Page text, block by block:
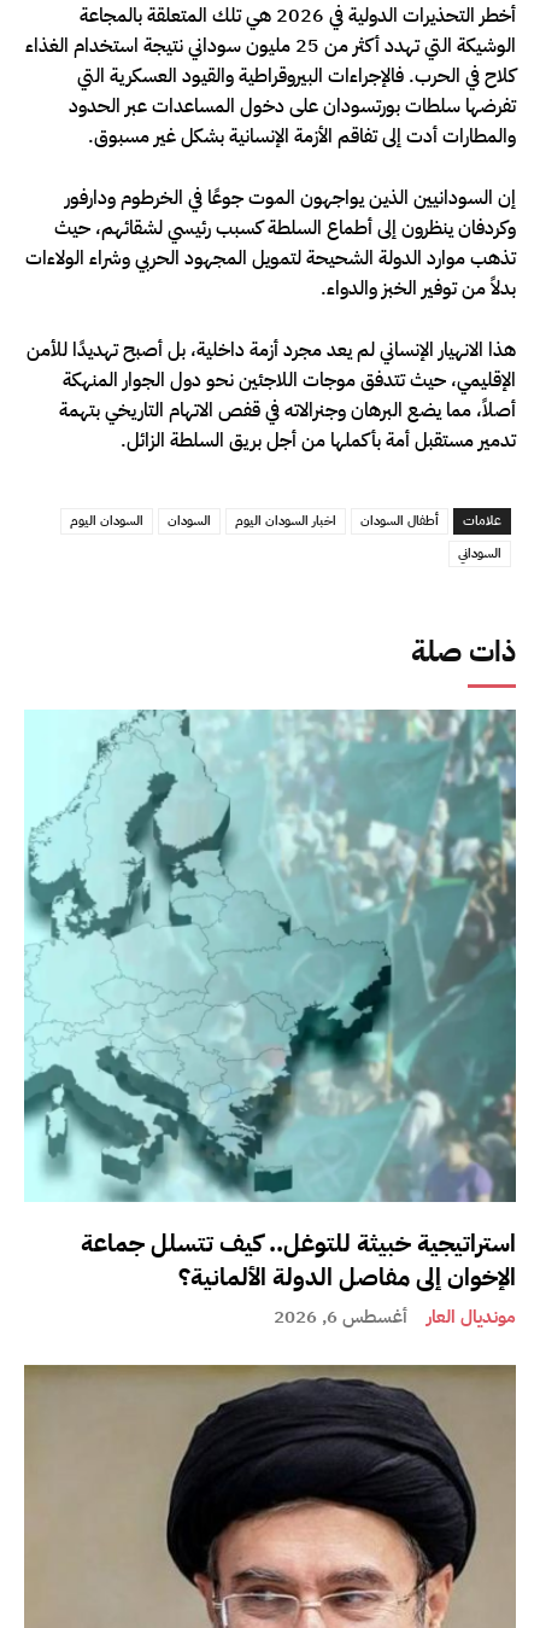
ذات صلة
استراتيجية خبيثة للتوغل.. كيف تتسلل جماعة
الإخوان إلى مفاصل الدولة الألمانية؟
مونديال العار أغسطس 6, 2026
أخطر التحذيرات الدولية في 2026 هي تلك المتعلقة بالمجاعة
الوشيكة التي تهدد أكثر من 25 مليون سوداني نتيجة استخدام الغذاء
كلاح في الحرب. فالإجراءات البيروقراطية والقيود العسكرية التي
تفرضها سلطات بورتسودان على دخول المساعدات عبر الحدود
والمطارات أدت إلى تفاقم الأزمة الإنسانية بشكل غير مسبوق.
إن السودانيين الذين يواجهون الموت جوعًا في الخرطوم ودارفور
وكردفان ينظرون إلى أطماع السلطة كسبب رئيسي لشقائهم، حيث
تذهب موارد الدولة الشحيحة لتمويل المجهود الحربي وشراء الولاءات
بدلاً من توفير الخبز والدواء.
هذا الانهيار الإنساني لم يعد مجرد أزمة داخلية، بل أصبح تهديدًا للأمن
الإقليمي، حيث تتدفق موجات اللاجئين نحو دول الجوار المنهكة
أصلاً، مما يضع البرهان وجنرالاته في قفص الاتهام التاريخي بتهمة
تدمير مستقبل أمة بأكملها من أجل بريق السلطة الزائل.
علامات أطفال السودان اخبار السودان اليوم السودان
السودان اليوم
السوداني